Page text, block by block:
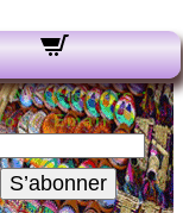
Newsletters :
Email :
S’abonner